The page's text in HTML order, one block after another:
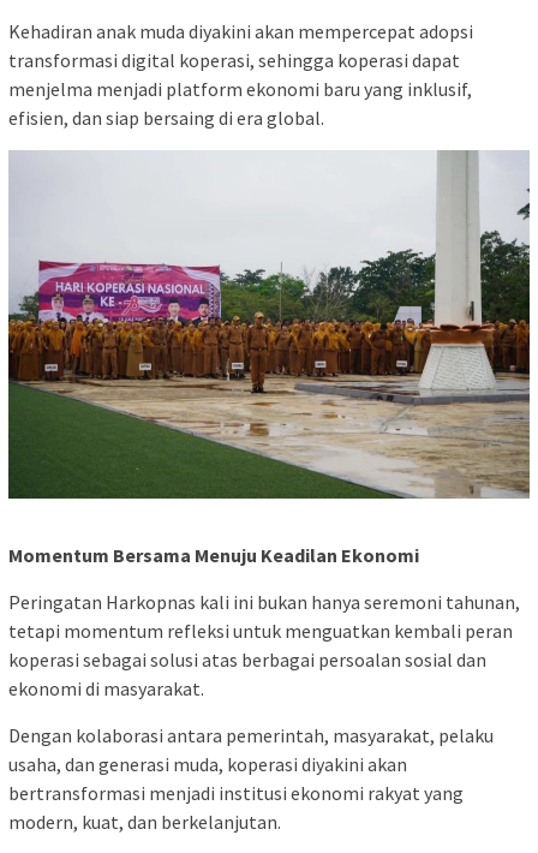
Kehadiran anak muda diyakini akan mempercepat adopsi
transformasi digital koperasi, sehingga koperasi dapat
menjelma menjadi platform ekonomi baru yang inklusif,
efisien, dan siap bersaing di era global.
Momentum Bersama Menuju Keadilan Ekonomi
Peringatan Harkopnas kali ini bukan hanya seremoni tahunan,
tetapi momentum refleksi untuk menguatkan kembali peran
koperasi sebagai solusi atas berbagai persoalan sosial dan
ekonomi di masyarakat.
Dengan kolaborasi antara pemerintah, masyarakat, pelaku
usaha, dan generasi muda, koperasi diyakini akan
bertransformasi menjadi institusi ekonomi rakyat yang
modern, kuat, dan berkelanjutan.